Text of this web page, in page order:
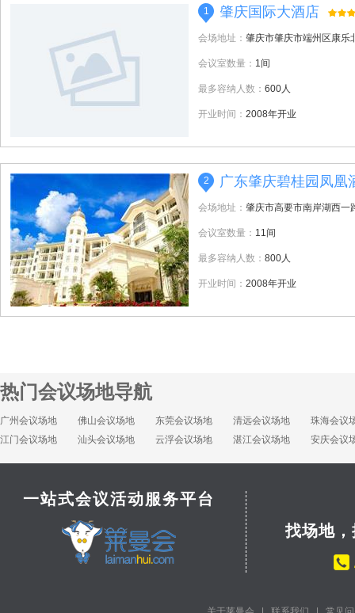
1 肇庆国际大酒店
会场地址： 肇庆市肇庆市端州区康乐
会议室数量： 1间
最多容纳人数： 600人
开业时间： 2008年开业
2 广东肇庆碧桂园凤凰
会场地址： 肇庆市高要市南岸湖西一
会议室数量： 11间
最多容纳人数： 800人
开业时间： 2008年开业
热门会议场地导航
广州会议场地 佛山会议场地 东莞会议场地 清远会议场地
珠海会议
江门会议场地
汕头会议场地 云浮会议场地 湛江会议场地 安庆会议
一站式会议活动服务平台
找场地